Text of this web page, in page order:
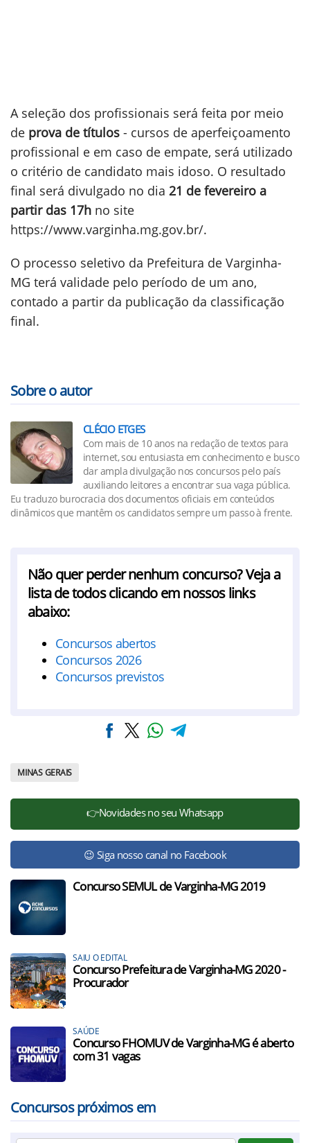
A seleção dos profissionais será feita por meio
de prova de títulos - cursos de aperfeiçoamento
profissional e em caso de empate, será utilizado
o critério de candidato mais idoso. O resultado
final será divulgado no dia 21 de fevereiro a
partir das 17h no site
https://www.varginha.mg.gov.br/.
O processo seletivo da Prefeitura de Varginha-
MG terá validade pelo período de um ano,
contado a partir da publicação da classificação
final.
Sobre o autor
CLÉCIO ETGES
Com mais de 10 anos na redação de textos para
internet, sou entusiasta em conhecimento e busco
dar ampla divulgação nos concursos pelo país
auxiliando leitores a encontrar sua vaga pública.
Eu traduzo burocracia dos documentos oficiais em conteúdos
dinâmicos que mantêm os candidatos sempre um passo à frente.
Não quer perder nenhum concurso? Veja a
lista de todos clicando em nossos links
abaixo:
Concursos abertos
Concursos 2026
Concursos previstos
MINAS GERAIS
👉Novidades no seu Whatsapp
😉 Siga nosso canal no Facebook
Concurso SEMUL de Varginha-MG 2019
SAIU O EDITAL
Concurso Prefeitura de Varginha-MG 2020 -
Procurador
SAÚDE
Concurso FHOMUV de Varginha-MG é aberto
com 31 vagas
Concursos próximos em